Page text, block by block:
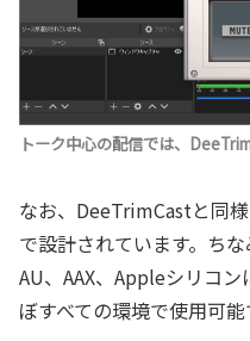
トーク中心の配信では、
なお、DeeTrimCastと同
で設計されています。ち
AU、AAX、Appleシリコ
ぼすべての環境で使用可能